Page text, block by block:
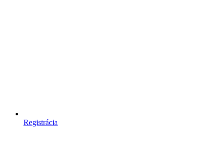
Registrácia